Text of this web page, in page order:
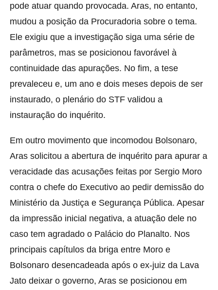
pode atuar quando provocada. Aras, no entanto,
mudou a posição da Procuradoria sobre o tema.
Ele exigiu que a investigação siga uma série de
parâmetros, mas se posicionou favorável à
continuidade das apurações. No fim, a tese
prevaleceu e, um ano e dois meses depois de ser
instaurado, o plenário do STF validou a
instauração do inquérito.
Em outro movimento que incomodou Bolsonaro,
Aras solicitou a abertura de inquérito para apurar a
veracidade das acusações feitas por Sergio Moro
contra o chefe do Executivo ao pedir demissão do
Ministério da Justiça e Segurança Pública. Apesar
da impressão inicial negativa, a atuação dele no
caso tem agradado o Palácio do Planalto. Nos
principais capítulos da briga entre Moro e
Bolsonaro desencadeada após o ex-juiz da Lava
Jato deixar o governo, Aras se posicionou em